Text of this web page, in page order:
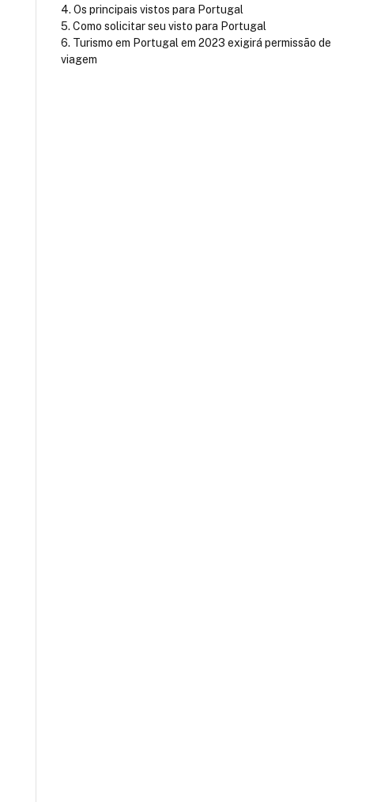
Os principais vistos para Portugal
Como solicitar seu visto para Portugal
Turismo em Portugal em 2023 exigirá permissão de
viagem